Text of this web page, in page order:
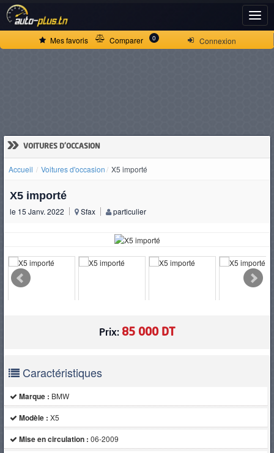
Connexion
Mes favoris Comparer 0
» VOITURES D'OCCASION
Accueil Voitures d'occasion X5 importé
X5 importé
le 15 Janv. 2022 Sfax particulier
Prix: 85 000 DT
Caractéristiques
Marque : BMW
Modèle : X5
Mise en circulation : 06-2009
ACCUEIL
D'OCCASION